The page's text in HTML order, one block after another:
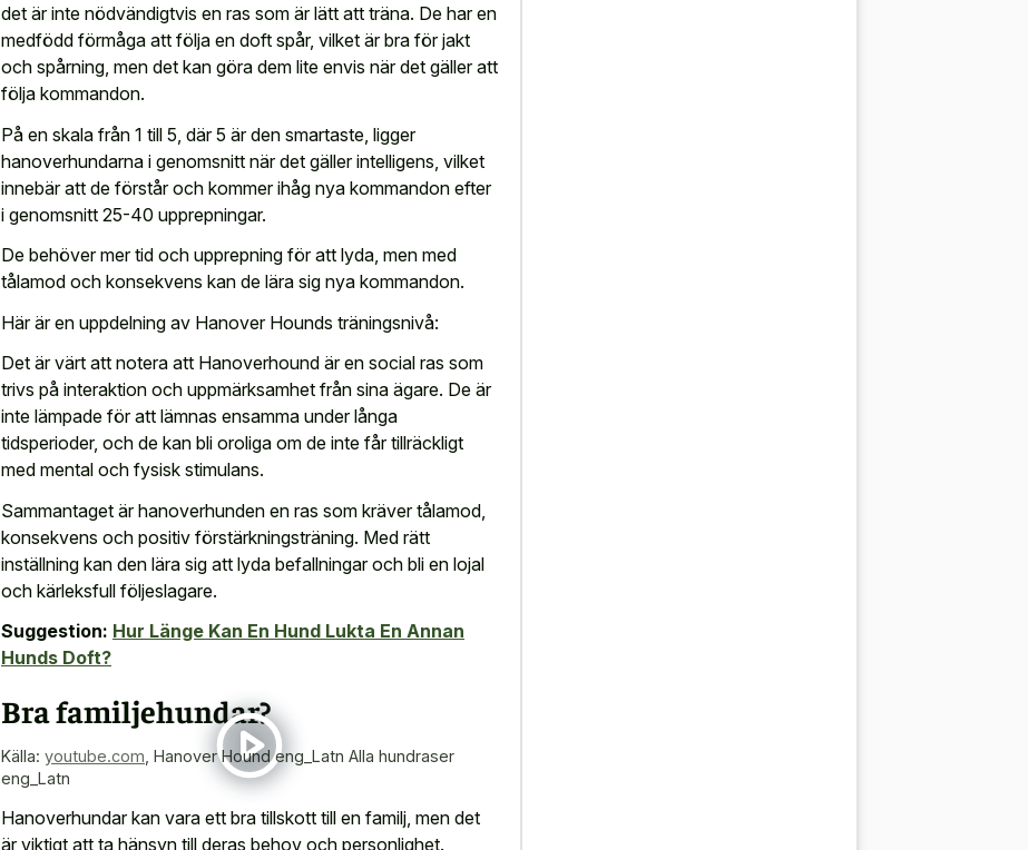
det är inte nödvändigtvis en ras som är lätt att träna. De har en
medfödd förmåga att följa en doft spår, vilket är bra för jakt
och spårning, men det kan göra dem lite envis när det gäller att
följa kommandon.
På en skala från 1 till 5, där 5 är den smartaste, ligger
hanoverhundarna i genomsnitt när det gäller intelligens, vilket
innebär att de förstår och kommer ihåg nya kommandon efter
i genomsnitt 25-40 upprepningar.
De behöver mer tid och upprepning för att lyda, men med
tålamod och konsekvens kan de lära sig nya kommandon.
Här är en uppdelning av Hanover Hounds träningsnivå:
Det är värt att notera att Hanoverhound är en social ras som
trivs på interaktion och uppmärksamhet från sina ägare. De är
inte lämpade för att lämnas ensamma under långa
tidsperioder, och de kan bli oroliga om de inte får tillräckligt
med mental och fysisk stimulans.
Sammantaget är hanoverhunden en ras som kräver tålamod,
konsekvens och positiv förstärkningsträning. Med rätt
inställning kan den lära sig att lyda befallningar och bli en lojal
och kärleksfull följeslagare.
Suggestion: Hur Länge Kan En Hund Lukta En Annan
Hunds Doft?
Bra familjehundar?
Källa: youtube.com Hanover Hound eng_Latn Alla hundraser
eng_Latn
Hanoverhundar kan vara ett bra tillskott till en familj, men det
är viktigt att ta hänsyn till deras behov och personlighet.